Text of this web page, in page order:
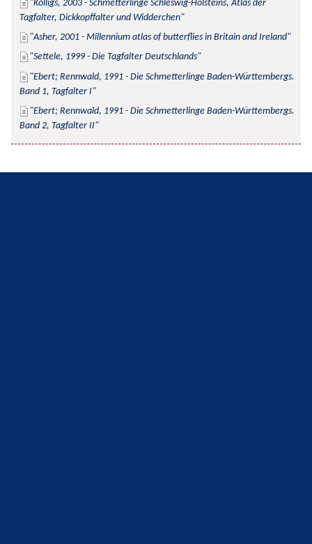
Kolligs, 2003 - Schmetterlinge Schleswig-Holsteins, Atlas der
Tagfalter, Dickkopffalter und Widderchen
Asher, 2001 - Millennium atlas of butterflies in Britain and Ireland
Settele, 1999 - Die Tagfalter Deutschlands
Ebert; Rennwald, 1991 - Die Schmetterlinge Baden-Württembergs.
Band 1, Tagfalter I
Ebert; Rennwald, 1991 - Die Schmetterlinge Baden-Württembergs.
Band 2, Tagfalter II